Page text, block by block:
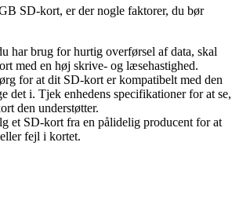
SD-kort, er der nogle faktorer, du bør
har brug for hurtig overførsel af data, skal
med en høj skrive- og læsehastighed.
for at dit SD-kort er kompatibelt med den
det i. Tjek enhedens specifikationer for at se,
den understøtter.
et SD-kort fra en pålidelig producent for at
fejl i kortet.